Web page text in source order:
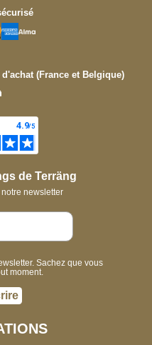
(France et Belgique)
de Terräng
newsletter
Sachez que vous
moment.